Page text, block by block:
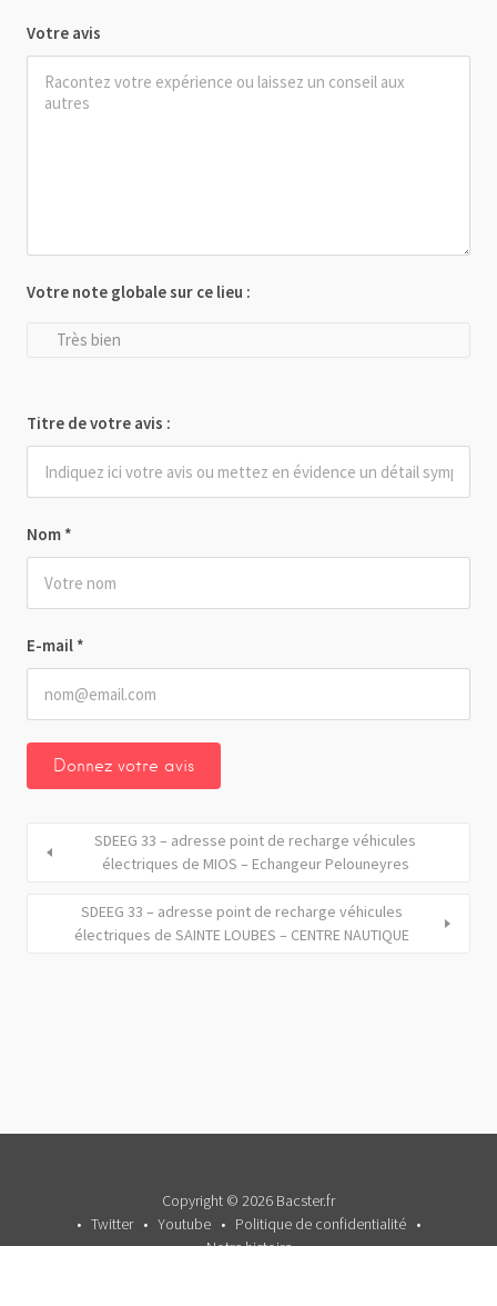
Votre avis
Nom *
E-mail *
Votre note globale sur ce lieu :
Très bien
Titre de votre avis :
SDEEG 33 – adresse point de recharge véhicules
électriques de MIOS – Echangeur Pelouneyres
SDEEG 33 – adresse point de recharge véhicules
électriques de SAINTE LOUBES – CENTRE NAUTIQUE
Copyright © 2026 Bacster.fr
Twitter
Youtube
Politique de confidentialité
Notre histoire